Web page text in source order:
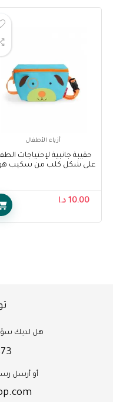
أزياء الأطفال
حقيبة جانبية لإحتياجات
على شكل كلب من سكيب
10.00 د.ا
هل لديك
أو أرسل